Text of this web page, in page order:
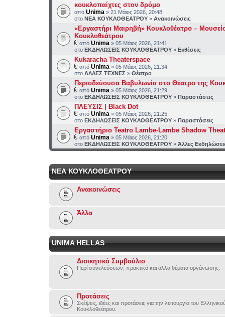
κουκλοπαίχτες στον δρόμο
από Unima » 21 Μάιος 2026, 20:48
στο ΝΕΑ ΚΟΥΚΛΟΘΕΑΤΡΟΥ » Ανακοινώσεις
«Εργαστήρι Μαιρηβή» Κουκλοθέατρο –
Κουκλοθεάτρου
από Unima » 05 Μάιος 2026, 21:41
στο ΕΚΔΗΛΩΣΕΙΣ ΚΟΥΚΛΟΘΕΑΤΡΟΥ » Εκθέσεις
Kukaracha Theaterspace
από Unima » 05 Μάιος 2026, 21:34
στο ΑΛΛΕΣ ΤΕΧΝΕΣ » Θέατρο
Περιοδεύουσα Βαβυλωνία στο Θέατρο της
από Unima » 05 Μάιος 2026, 21:29
στο ΕΚΔΗΛΩΣΕΙΣ ΚΟΥΚΛΟΘΕΑΤΡΟΥ » Παραστάσεις
ΠΛΕΥΣΙΣ | Black Dot
από Unima » 05 Μάιος 2026, 21:25
στο ΕΚΔΗΛΩΣΕΙΣ ΚΟΥΚΛΟΘΕΑΤΡΟΥ » Παραστάσεις
Εργαστήριο Teatro Lambe-Lambe Shadow
από Unima » 05 Μάιος 2026, 21:20
στο ΕΚΔΗΛΩΣΕΙΣ ΚΟΥΚΛΟΘΕΑΤΡΟΥ » Άλλες
ΝΕΑ ΚΟΥΚΛΟΘΕΑΤΡΟΥ
Ανακοινώσεις
Άλλα
UNIMA HELLAS
Διοικητικό Συμβούλιο
Περί συνελεύσεων, πρακτικά και άλλα θέματα οργάνωσης.
Προτάσεις
Σκέψεις, ιδέες και προτάσεις για την λειτουργία του
Κουκλοθεάτρου.